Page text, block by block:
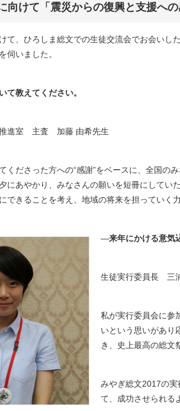
向けて「震災からの復興と支援への
て、ひろしま総文での生徒交流会でお会いし
伺いました。
て教えてください。
推進室 主査 加藤 由希先生
くださった方への“感謝”をベースに、全国の
にあやかり、みなさんの願いを短冊にしてい
できることを考え、地域の将来を担っていく
―来年にかける意気
生徒実行委員長 三
私が実行委員会に参
いという思いがあり
き、史上最高の総文
みやぎ総文2017の
て、成功させられる